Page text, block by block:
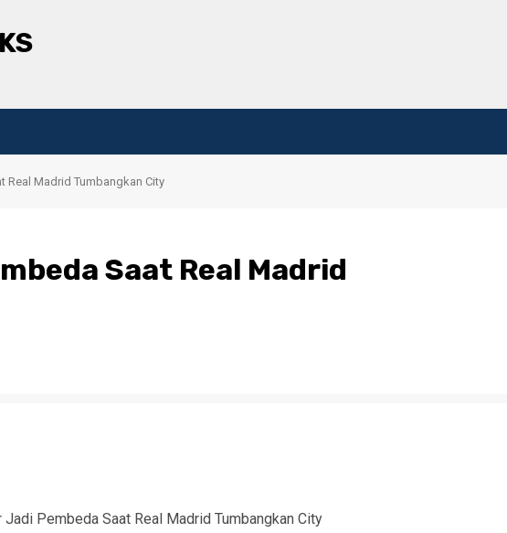
Real Madrid Tumbangkan City
Saat Real Madrid